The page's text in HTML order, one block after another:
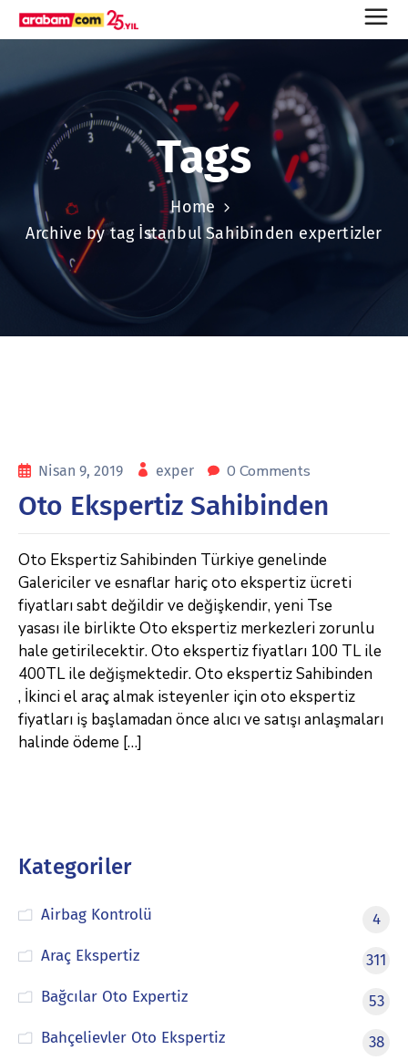
Tags
Home
Archive by tag İstanbul Sahibinden expertizler
Nisan 9, 2019 exper 0 Comments
Oto Ekspertiz Sahibinden
Oto Ekspertiz Sahibinden Türkiye genelinde
Galericiler ve esnaflar hariç oto ekspertiz ücreti
fiyatları sabt değildir ve değişkendir, yeni Tse
yasası ile birlikte Oto ekspertiz merkezleri zorunlu
hale getirilecektir. Oto ekspertiz fiyatları 100 TL ile
400TL ile değişmektedir. Oto ekspertiz Sahibinden
, İkinci el araç almak isteyenler için oto ekspertiz
fiyatları iş başlamadan önce alıcı ve satışı anlaşmaları
halinde ödeme […]
Kategoriler
Airbag Kontrolü
4
Araç Ekspertiz
311
Bağcılar Oto Expertiz
53
Bahçelievler Oto Ekspertiz
38